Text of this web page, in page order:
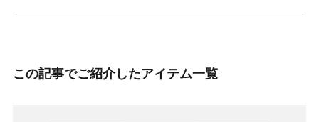
この記事でご紹介したアイテム一覧